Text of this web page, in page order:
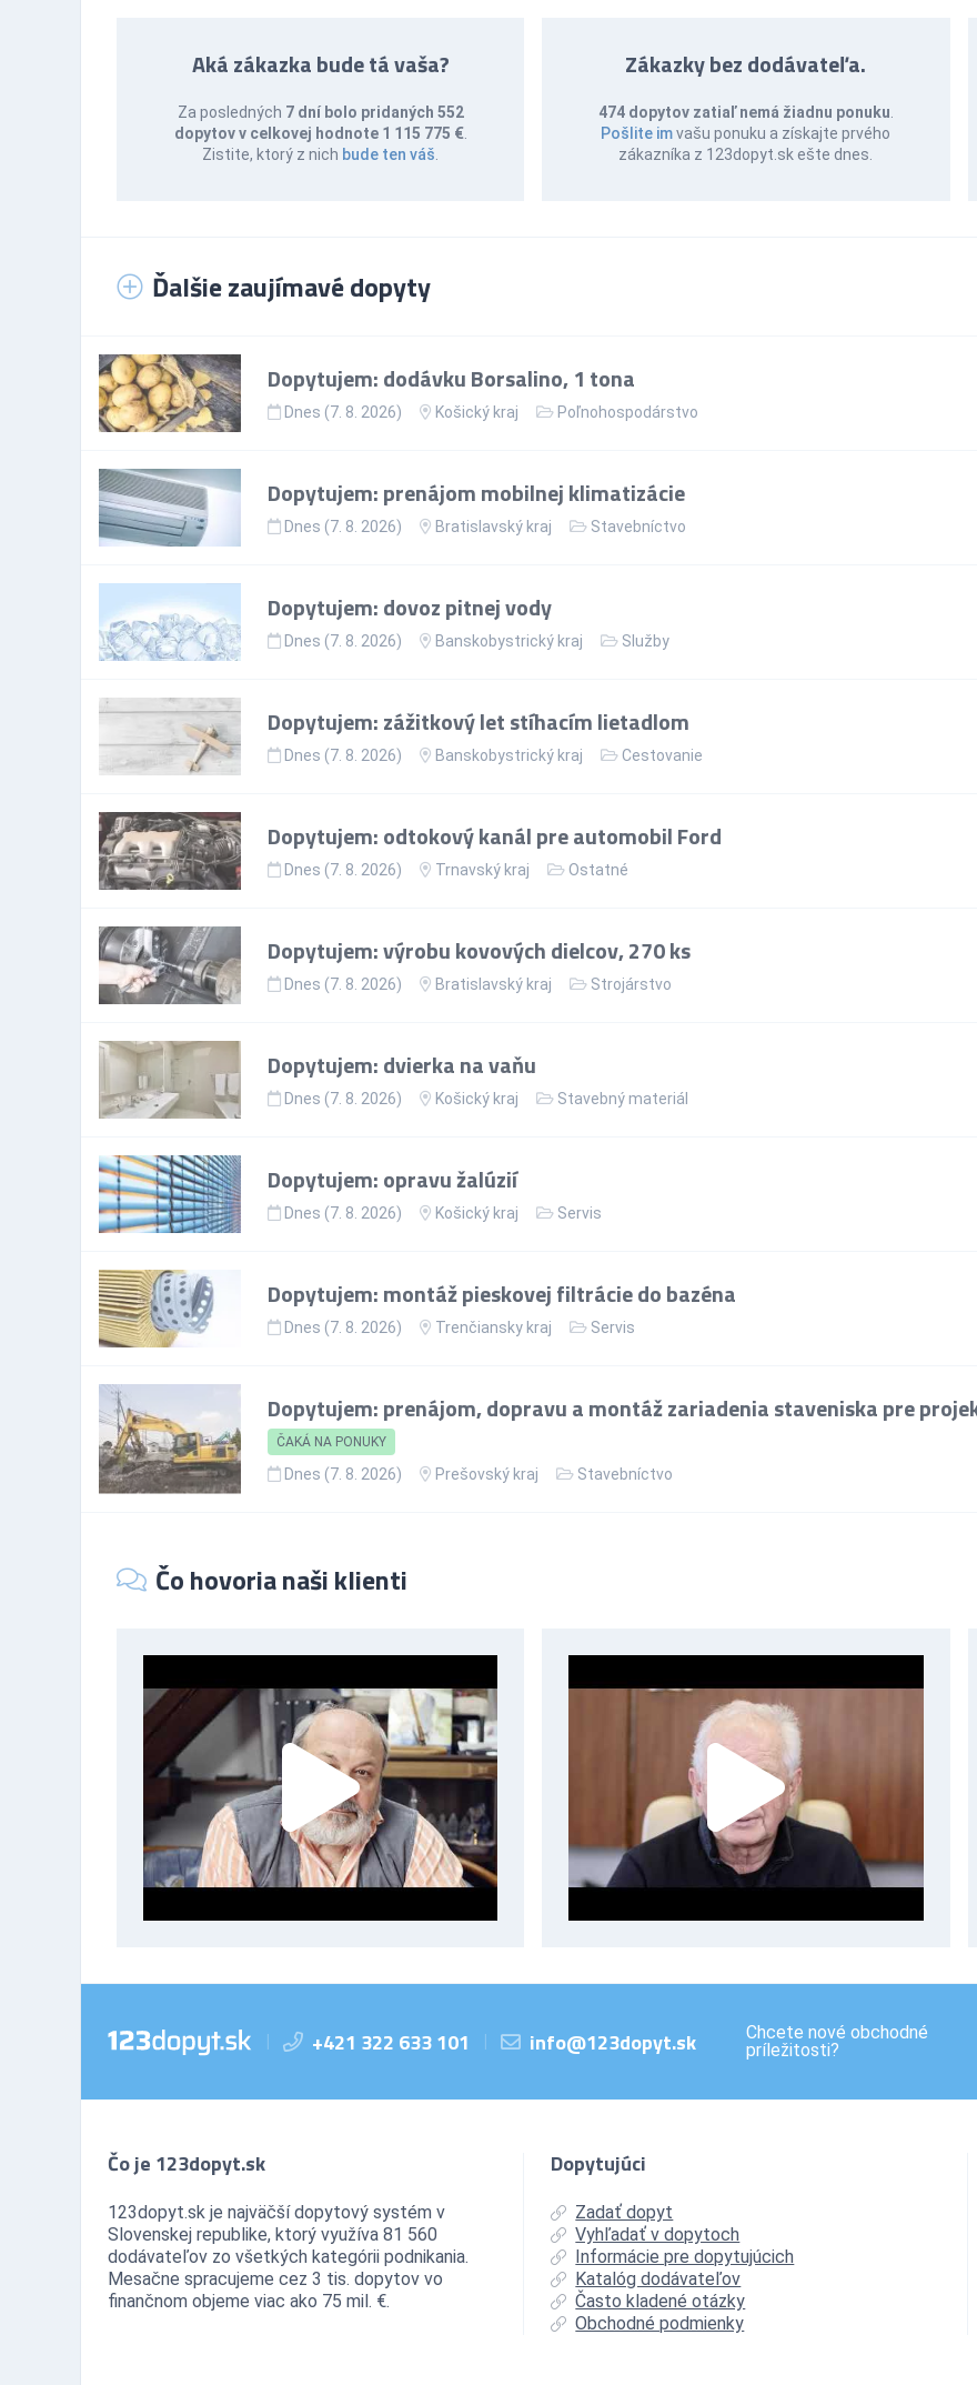
Aká zákazka bude tá vaša?
Za posledných 7 dní bolo pridaných 552
dopytov v celkovej hodnote 1 115 775 €.
Zistite, ktorý z nich bude ten váš
Zákazky bez dodávateľa.
474 dopytov zatiaľ nemá žiadnu ponuku
Pošlite imvašu ponuku a získajte prvého
zákazníka z 123dopyt.sk ešte dnes.
Ďalšie zaujímavé dopyty
Dopytujem: dodávku Borsalino, 1 tona
Dnes (7. 8. 2026) Košický kraj Poľnohospodárstvo
Dopytujem: prenájom mobilnej klimatizácie
Dnes (7. 8. 2026) Bratislavský kraj Stavebníctvo
Dopytujem: dovoz pitnej vody
Dnes (7. 8. 2026) Banskobystrický kraj Služby
Dopytujem: zážitkový let stíhacím lietadlom
Dnes (7. 8. 2026) Banskobystrický kraj Cestovanie
Dopytujem: odtokový kanál pre automobil Ford
Dnes (7. 8. 2026) Trnavský kraj Ostatné
Dopytujem: výrobu kovových dielcov, 270 ks
Dnes (7. 8. 2026) Bratislavský kraj Strojárstvo
Dopytujem: dvierka na vaňu
Dnes (7. 8. 2026) Košický kraj Stavebný materiál
Dopytujem: opravu žalúzií
Dnes (7. 8. 2026) Košický kraj Servis
Dopytujem: montáž pieskovej filtrácie do bazéna
Dnes (7. 8. 2026) Trenčiansky kraj Servis
Dopytujem: prenájom, dopravu a montáž zariadenia staveniska pre
ČAKÁ NA PONUKY
Dnes (7. 8. 2026) Prešovský kraj Stavebníctvo
Čo hovoria naši klienti
+421 322 633 101 info@123dopyt.sk
Chcete nové obchodné
príležitosti?
Čo je 123dopyt.sk
123dopyt.sk je najväčší dopytový systém v
Slovenskej republike, ktorý využíva 81 560
dodávateľov zo všetkých kategórii podnikania.
Mesačne spracujeme cez 3 tis. dopytov vo
finančnom objeme viac ako 75 mil. €.
Dopytujúci
Zadať dopyt
Vyhľadať v dopytoch
Informácie pre dopytujúcich
Katalóg dodávateľov
Často kladené otázky
Obchodné podmienky